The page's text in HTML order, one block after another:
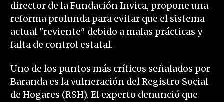
director de la Fundación Invica, propone una
reforma profunda para evitar que el sistema
actual "reviente" debido a malas prácticas y
falta de control estatal.
Uno de los puntos más críticos señalados por
Baranda es la vulneración del Registro Social
de Hogares (RSH). El experto denunció que